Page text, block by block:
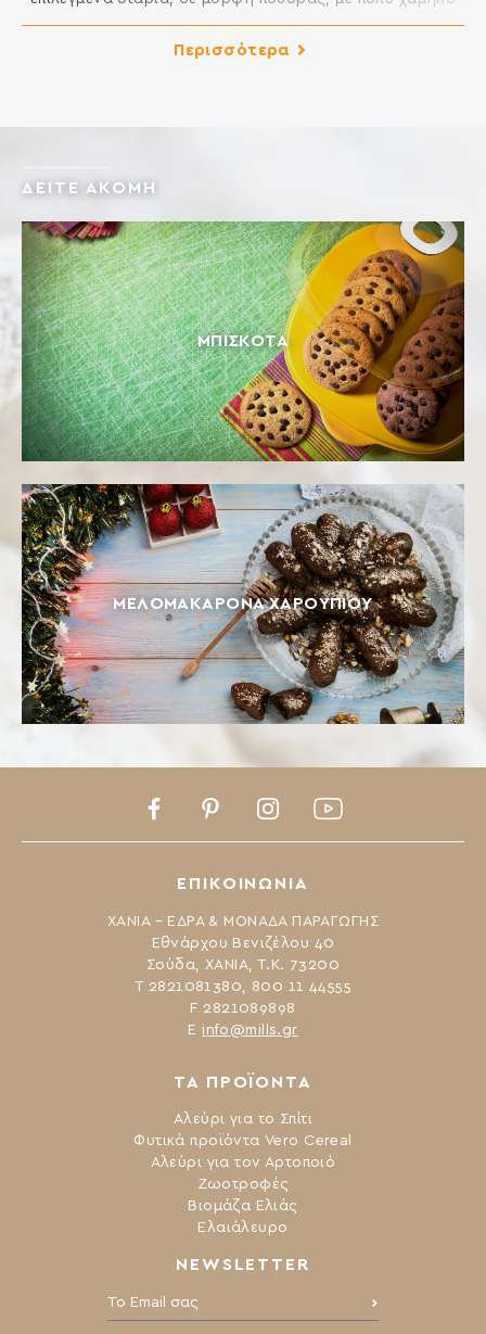
τραγανότητα. Ιδανικό για κανταΐφι, παντεσπάνι,
Περισσότερα
ΔΕΙΤΕ ΑΚΟΜΗ
ΜΠΙΣΚΌΤΑ
ΜΕΛΟΜΑΚΆΡΟΝΑ ΧΑΡΟΥΠΙΟΎ
NEWSLETTER
Το Email σας:
ΤΑ ΠΡΟΪΟΝΤΑ
Αλεύρι για το Σπίτι
Φυτικά προϊόντα Vero Cereal
Αλεύρι για τον Αρτοποιό
Ζωοτροφές
Βιομάζα Ελιάς
Ελαιάλευρο
ΕΠΙΚΟΙΝΩΝΙΑ
ΧΑΝΙΑ – ΕΔΡΑ & ΜΟΝΑΔΑ ΠΑΡΑΓΩΓΗΣ
Εθνάρχου Βενιζέλου 40
Σούδα, ΧΑΝΙΑ, Τ.Κ. 73200
Τ 2821081380, 800 11 44555
F 2821089898
Ε info@mills.gr
FacebookPinterestInstagramYoutube